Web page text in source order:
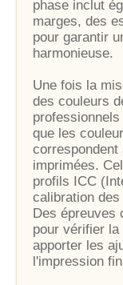
phase inclut
marges, des
pour garantir
harmonieuse.
Une fois la
des couleurs
que les
imprimées.
profils ICC
calibration
Des épreuves
pour vérifier
apporter les
l'impression